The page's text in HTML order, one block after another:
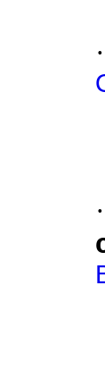
·
·